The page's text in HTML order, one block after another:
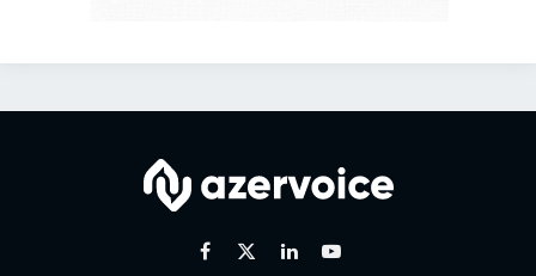
Facebook
X LinkedinYoutube